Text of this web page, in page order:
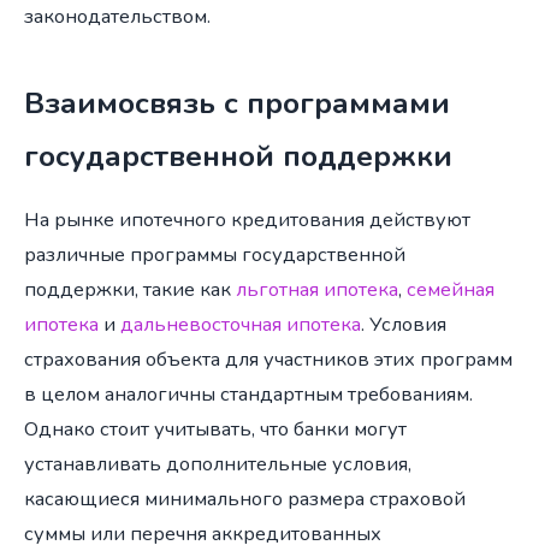
законодательством.
Взаимосвязь с программами
государственной поддержки
На рынке ипотечного кредитования действуют
различные программы государственной
поддержки, такие какльготная ипотека, семейная
ипотека и дальневосточная ипотека. Условия
страхования объекта для участников этих программ
в целом аналогичны стандартным требованиям.
Однако стоит учитывать, что банки могут
устанавливать дополнительные условия,
касающиеся минимального размера страховой
суммы или перечня аккредитованных